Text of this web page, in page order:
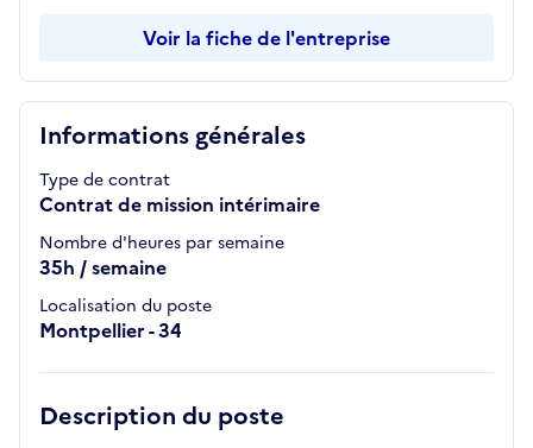
Informations générales
Type de contrat
Contrat de mission intérimaire
Nombre d'heures par semaine
35h / semaine
Localisation du poste
Montpellier - 34
Description du poste
Voir la fiche de l'entreprise